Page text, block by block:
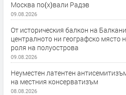
Москва по(х)вали Радэв
09.08.2026
От историческия балкон на
централното ни географско място
роля на полуострова
09.08.2026
Неуместен латентен
на местния консерватизъм
08.08.2026